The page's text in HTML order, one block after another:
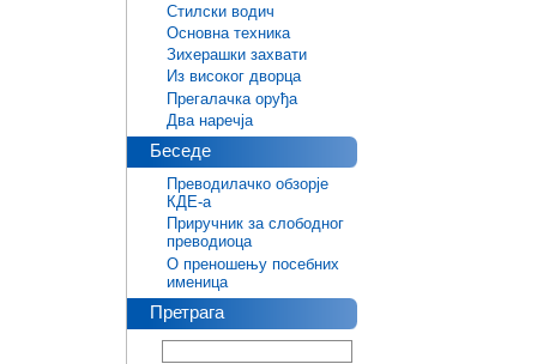
Стилски водич
Основна техника
Зихерашки захвати
Из високог дворца
Прегалачка оруђа
Два наречја
Беседе
Преводилачко обзорје
КДЕ-а
Приручник за слободног
преводиоца
О преношењу посебних
именица
Претрага